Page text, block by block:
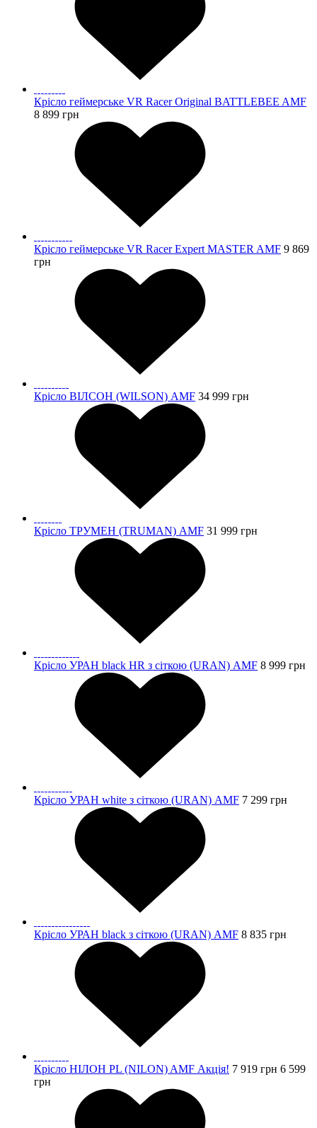
Крісло геймерське VR Racer Original BATTLEBEE AMF
8 899 грн
Крісло геймерське VR Racer Expert MASTER AMF 9 869
грн
Крісло ВІЛСОН (WILSON) AMF 34 999 грн
Крісло ТРУМЕН (TRUMAN) AMF 31 999 грн
Крісло УРАН black HR з сіткою (URAN) AMF 8 999 грн
Крісло УРАН white з сіткою (URAN) AMF 7 299 грн
Крісло УРАН black з сіткою (URAN) AMF 8 835 грн
Крісло НІЛОН PL (NILON) AMF Акція! 7 919 грн 6 599
грн